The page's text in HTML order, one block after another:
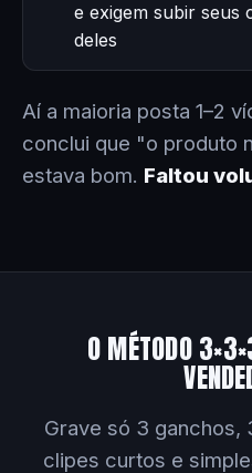
e exigem subir seus
deles
Aí a maioria posta 1–2
conclui que "o produto
estava bom. Faltou
O MÉTODO
Grave só 3
clipes curtos e